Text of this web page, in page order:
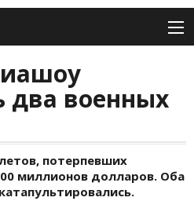
два военных
потерпевших
миллионов долларов. Оба